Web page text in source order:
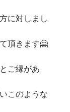
に対しまし
頂きます🤗
ご縁があ
このような